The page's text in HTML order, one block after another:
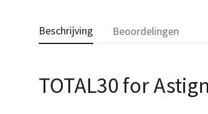
Beschrijving
TOTAL30 for
Beoordelingen